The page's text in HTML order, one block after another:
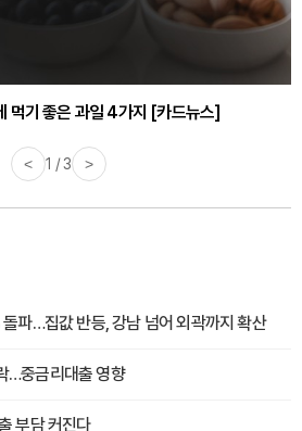
먹기 좋은 과일 4가지 [카드뉴스]
여자에게 꼭 필요한 검사는? [카드뉴스]
< 1 / 3 >
파…집값 반등, 강남 넘어 외곽까지 확산
…중금리대출 영향
부담 커진다